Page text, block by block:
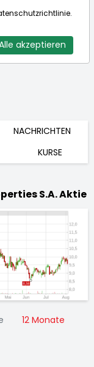
9,490€Ask:9,650€
NACHRICHTEN
KURSE
S.A. Aktie
12 Monate
.
akzeptieren